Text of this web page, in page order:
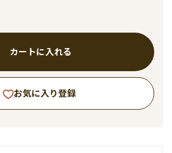
カートに入れる
お気に入り登録